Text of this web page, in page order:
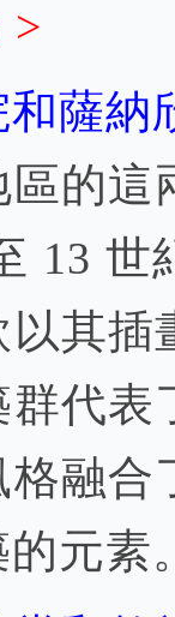
>
薩納
的
13
其
代
融
的元素